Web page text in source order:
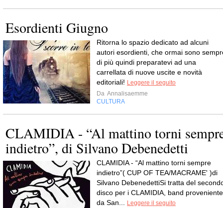
Esordienti Giugno
Ritorna lo spazio dedicato ad alcuni
autori esordienti, che ormai sono
di più quindi preparatevi ad una
carrellata di nuove uscite e novità
editoriali! Leggere il seguito
Da Annalisaemme
CULTURA
CLAMIDIA - “Al mattino torni
indietro”, di Silvano Debenedetti
CLAMIDIA - “Al mattino torni sempre
indietro”( CUP OF TEA/MACRAME' )di
Silvano DebenedettiSi tratta del
disco per i CLAMIDIA, band proveniente
da San...
Leggere il seguito